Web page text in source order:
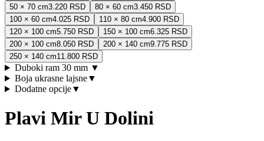
50 × 70 cm3.220 RSD 80 × 60 cm3.450 RSD
100 × 60 cm4.025 RSD 110 × 80 cm4.900 RSD
120 × 100 cm5.750 RSD 150 × 100 cm6.325 RSD
200 × 100 cm8.050 RSD 200 × 140 cm9.775 RSD
250 × 140 cm11.800 RSD
Duboki ram 30 mm ▼
Boja ukrasne lajsne▼
Dodatne opcije▼
Plavi Mir U Dolini